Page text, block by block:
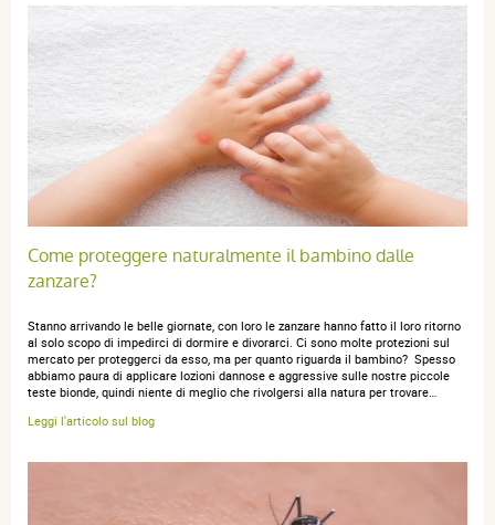
Come proteggere naturalmente il bambino dalle
zanzare?
Stanno arrivando le belle giornate, con loro le zanzare hanno fatto il loro ritorno
al solo scopo di impedirci di dormire e divorarci. Ci sono molte protezioni sul
mercato per proteggerci da esso, ma per quanto riguarda il bambino? Spesso
abbiamo paura di applicare lozioni dannose e aggressive sulle nostre piccole
teste bionde, quindi niente di meglio che rivolgersi alla natura per trovare…
Leggi l'articolo sul blog